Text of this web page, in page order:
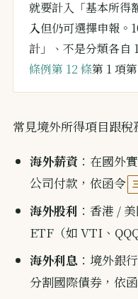
就要計入「基本所得
入但仍可選擇申報。
計」、不是分類各自
條例第 12 條第 1 項
常見境外所得項目跟稅
海外薪資 ：在國外
公司付款，依函令
海外股利 ：香港 /
ETF（如 VTI、
海外利息 ：境外銀
分割國際債券，依